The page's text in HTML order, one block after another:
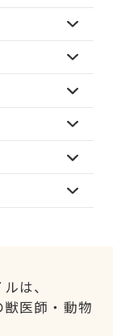
は、
医師・動物